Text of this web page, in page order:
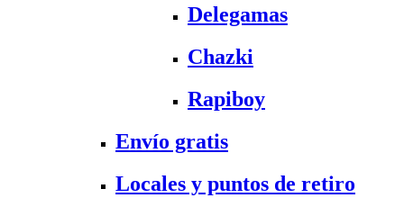
Delegamas
Chazki
Rapiboy
Envío gratis
Locales y puntos de retiro